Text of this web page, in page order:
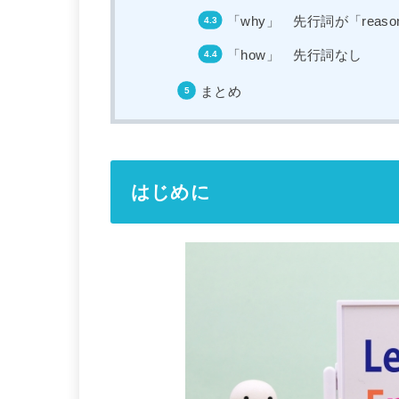
「why」 先行詞が「
「how」 先行詞なし
まとめ
はじめに